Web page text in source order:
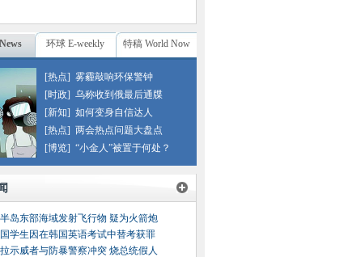
环球 E-weekly 特稿 World Now
[热点] 雾霾敲响环保警钟
[时政] 乌称收到俄最后通牒
[新知] 如何变身自信达人
[热点] 两会热点问题大盘点
[博览] “小金人”被置于何处？
岛东部海域发射飞行物 疑为火箭炮
学生因在韩国英语考试中替考获罪
示威者与防暴警察冲突 烧总统假人